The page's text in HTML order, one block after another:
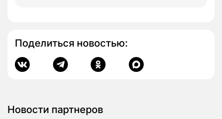
Поделиться новостью:
Новости партнеров